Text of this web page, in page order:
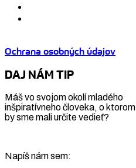
Ochrana osobných údajov
DAJ NÁM TIP
Máš vo svojom okolí mladého
inšpiratívneho človeka, o ktorom
by sme mali určite vedieť?
Napíš nám sem: